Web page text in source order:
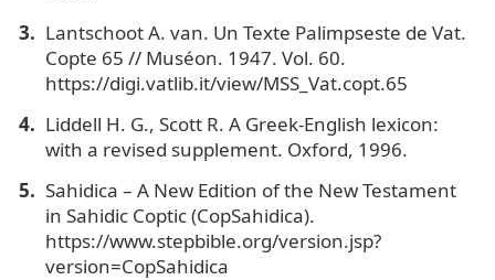
Lantschoot A. van. Un Texte Palimpseste de Vat.
Copte 65 // Muséon. 1947. Vol. 60.
https://digi.vatlib.it/view/MSS_Vat.copt.65
Liddell H. G., Scott R. A Greek-English lexicon:
with a revised supplement. Oxford, 1996.
Sahidica – A New Edition of the New Testament
in Sahidic Coptic (CopSahidica).
https://www.stepbible.org/version.jsp?
version=CopSahidica